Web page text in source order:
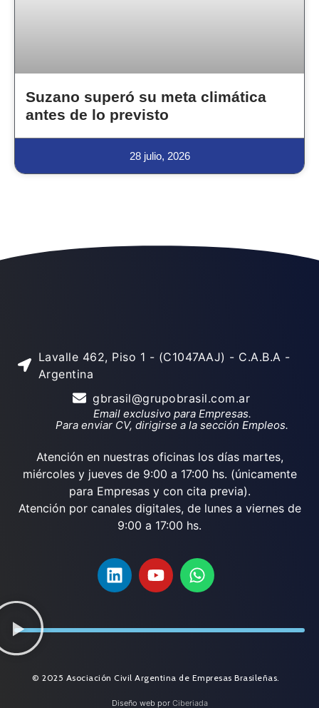
Suzano superó su meta climática
antes de lo previsto
28 julio, 2026
Lavalle 462, Piso 1 - (C1047AAJ) - C.A.B.A -
Argentina
gbrasil@grupobrasil.com.ar
Email exclusivo para Empresas.
Para enviar CV, dirigirse a la sección Empleos.
Atención en nuestras oficinas los días martes,
miércoles y jueves de 9:00 a 17:00 hs. (únicamente
para Empresas y con cita previa).
Atención por canales digitales, de lunes a viernes de
9:00 a 17:00 hs.
© 2025 Asociación Civil Argentina de Empresas Brasileñas.
Diseño web por Ciberiada